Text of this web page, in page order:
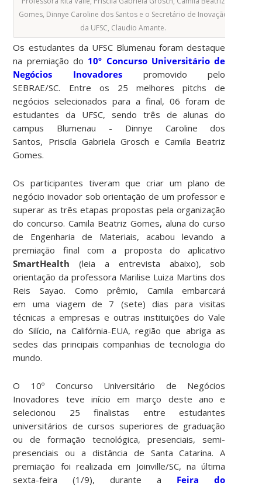
Gomes, Dinnye Caroline dos Santos e o Secretário de Inovação
da UFSC, Claudio Amante.
Os estudantes da UFSC Blumenau foram destaque
na premiação do 10º Concurso Universitário de
Negócios Inovadores
promovido pelo
SEBRAE/SC. Entre os 25 melhores pitchs de
negócios selecionados para a final, 06 foram de
estudantes da UFSC, sendo três de alunas do
campus Blumenau - Dinnye Caroline dos
Santos, Priscila Gabriela Grosch e Camila Beatriz
Gomes.
Os participantes tiveram que criar um plano de
negócio inovador sob orientação de um professor e
superar as três etapas propostas pela organização
do concurso. Camila Beatriz Gomes, aluna do curso
de Engenharia de Materiais, acabou levando a
premiação final com a proposta do aplicativo
SmartHealth (leia a entrevista abaixo), sob
orientação da professora Marilise Luiza Martins dos
Reis Sayao. Como prêmio, Camila embarcará
em uma viagem de 7 (sete) dias para visitas
técnicas a empresas e outras instituições do Vale
do Silício, na Califórnia-EUA, região que abriga as
sedes das principais companhias de tecnologia do
mundo.
O 10º Concurso Universitário de Negócios
Inovadores teve início em março deste ano e
selecionou 25 finalistas entre estudantes
universitários de cursos superiores de graduação
ou de formação tecnológica, presenciais, semi-
presenciais ou a distância de Santa Catarina. A
premiação foi realizada em Joinville/SC, na última
sexta-feira (1/9), durante a Feira do